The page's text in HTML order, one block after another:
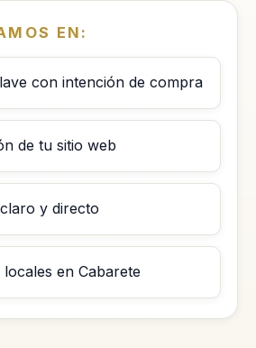
EN:
con intención de compra
de tu sitio web
y directo
locales en Cabarete